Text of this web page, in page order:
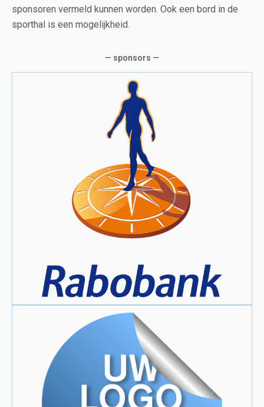
sponsoren vermeld kunnen worden. Ook een bord in de
sporthal is een mogelijkheid.
— sponsors —